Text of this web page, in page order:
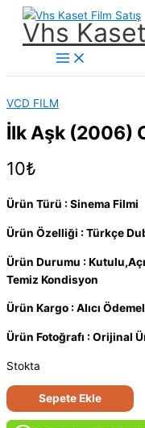
İçeriğe
Vhs
Main
Menu
VCD FILM
İlk Aşk (2006)
10₺
Ürün Türü : Sinema Filmi
Ürün Özelliği : Türkçe
Ürün Durumu :
Temiz Kondisyon
Ürün Kargo : Alıcı
Ürün Fotoğrafı : Orijinal
Stokta
İlk
Aşk
Sepete Ekle